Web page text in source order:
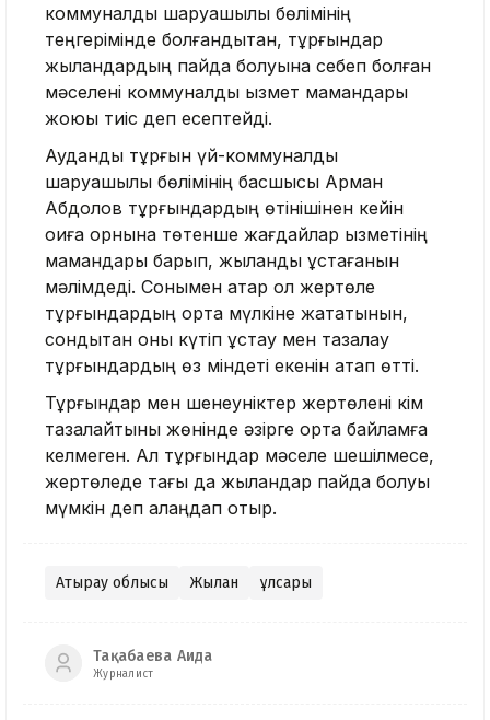
коммуналдық шаруашылық бөлімінің
теңгерімінде болғандықтан, тұрғындар
жыландардың пайда болуына себеп болған
мәселені коммуналдық қызмет мамандары
жоюы тиіс деп есептейді.
Аудандық тұрғын үй-коммуналдық
шаруашылық бөлімінің басшысы Арман
Абдолов тұрғындардың өтінішінен кейін
оқиға орнына төтенше жағдайлар қызметінің
мамандары барып, жыланды ұстағанын
мәлімдеді. Сонымен қатар ол жертөле
тұрғындардың ортақ мүлкіне жататынын,
сондықтан оны күтіп ұстау мен тазалау
тұрғындардың өз міндеті екенін атап өтті.
Тұрғындар мен шенеуніктер жертөлені кім
тазалайтыны жөнінде әзірге ортақ байламға
келмеген. Ал тұрғындар мәселе шешілмесе,
жертөледе тағы да жыландар пайда болуы
мүмкін деп алаңдап отыр.
Атырау облысы Жылан Құлсары
Тақабаева Аида
Журналист